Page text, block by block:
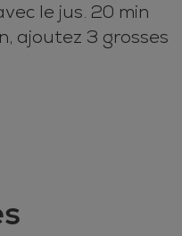
le jus. 20 min
ajoutez 3 grosses